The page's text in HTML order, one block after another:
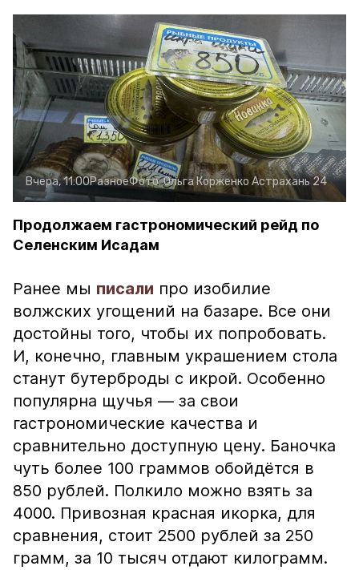
Вчера, 11:00РазноеФото:Ольга Корженко Астрахань 24
Продолжаем гастрономический рейд по
Селенским Исадам
Ранее мы писали про изобилие
волжских угощений на базаре. Все они
достойны того, чтобы их попробовать.
И, конечно, главным украшением стола
станут бутерброды с икрой. Особенно
популярна щучья — за свои
гастрономические качества и
сравнительно доступную цену. Баночка
чуть более 100 граммов обойдётся в
850 рублей. Полкило можно взять за
4000. Привозная красная икорка, для
сравнения, стоит 2500 рублей за 250
грамм, за 10 тысяч отдают килограмм.